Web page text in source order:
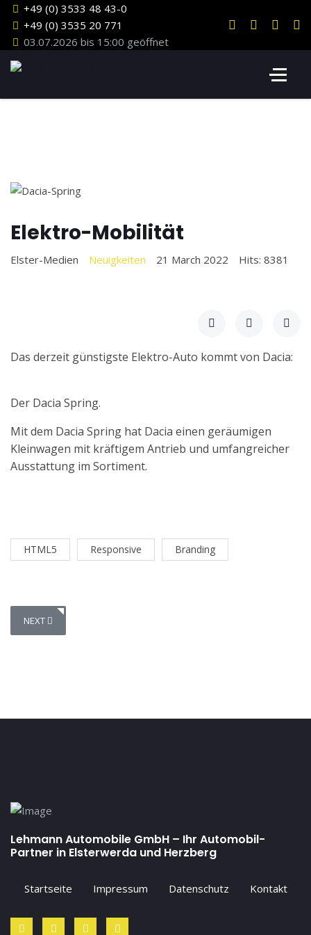
+49 (0) 3533 48 43-0
+49 (0) 3535 20 771
03.07.2026 bis 15:00 geöffnet
Elektro-Mobilität
Elster-Medien Neuigkeiten 21 March 2022 Hits: 8381
Das derzeit günstigste Elektro-Auto kommt von Dacia:
Der Dacia Spring.
Mit dem Dacia Spring hat Dacia einen geräumigen
Kleinwagen mit kräftigem Antrieb und umfangreicher
Ausstattung im Sortiment.
HTML5 Responsive Branding
NEXT ARTICLE: VIEL PLATZ FÜR DIE FAMILIE
NEXT
Lehmann Automobile GmbH – Ihr Automobil-
Partner in Elsterwerda und Herzberg
Startseite Impressum Datenschutz Kontakt